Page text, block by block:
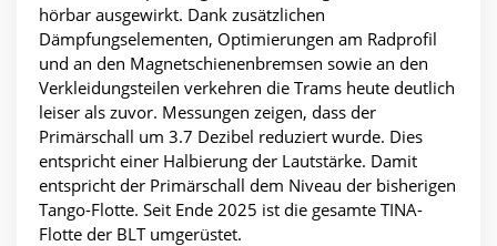
hörbar ausgewirkt. Dank zusätzlichen
Dämpfungselementen, Optimierungen am Radprofil
und an den Magnetschienenbremsen sowie an den
Verkleidungsteilen verkehren die Trams heute deutlich
leiser als zuvor. Messungen zeigen, dass der
Primärschall um 3.7 Dezibel reduziert wurde. Dies
entspricht einer Halbierung der Lautstärke. Damit
entspricht der Primärschall dem Niveau der bisherigen
Tango-Flotte. Seit Ende 2025 ist die gesamte TINA-
Flotte der BLT umgerüstet.